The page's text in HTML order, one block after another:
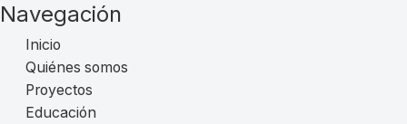
Navegación
Inicio
Quiénes somos
Proyectos
Educación